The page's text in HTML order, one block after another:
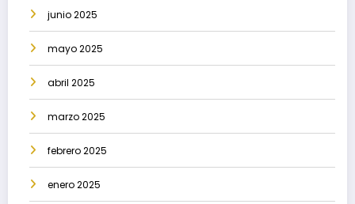
junio 2025
mayo 2025
abril 2025
marzo 2025
febrero 2025
enero 2025